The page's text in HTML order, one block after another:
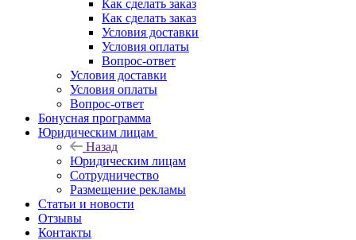
Как сделать заказ
Как сделать заказ
Условия доставки
Условия оплаты
Вопрос-ответ
Условия доставки
Условия оплаты
Вопрос-ответ
Бонусная программа
Юридическим лицам
Назад
Юридическим лицам
Сотрудничество
Размещение рекламы
Статьи и новости
Отзывы
Контакты